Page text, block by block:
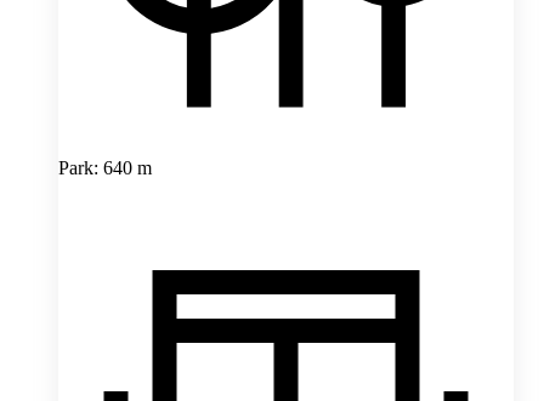
Park: 640 m